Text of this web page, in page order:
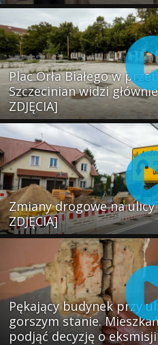
Plac Orła Białego w
Szczecinian widzi
ZDJĘCIA]
Zmiany drogowe na ulicy
ZDJĘCIA]
Pękający budynek przy
gorszym stanie.
podjąć decyzję o eksmisji